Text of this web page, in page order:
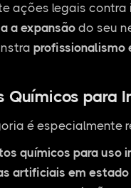
ações legais
a expansãodo seu
profissionalismo
Químicos para
é especialmente
químicos para uso
artificiais em